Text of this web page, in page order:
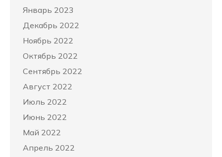
Январь 2023
Декабрь 2022
Ноябрь 2022
Октябрь 2022
Сентябрь 2022
Август 2022
Июль 2022
Июнь 2022
Май 2022
Апрель 2022